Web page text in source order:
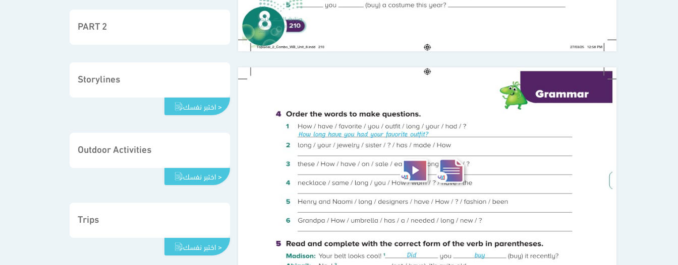
PART 2
Storylines
اختبر نفسك >
Outdoor Activities
اختبر نفسك >
Trips
اختبر نفسك >